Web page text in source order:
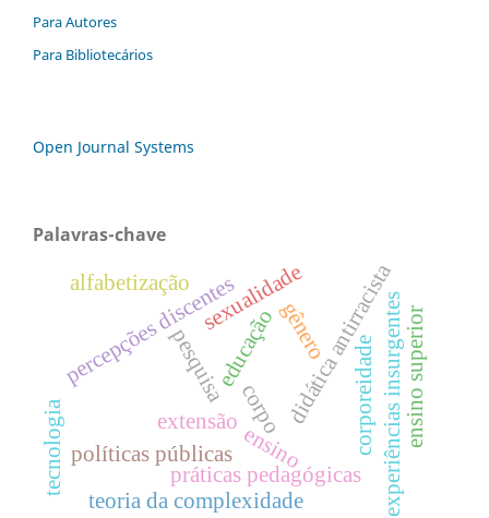
Para Autores
Para Bibliotecários
Open Journal Systems
Palavras-chave
educação
corpo
ensino
pesquisa
extensão
práticas pedagógicas
didática antirracistaexperiências insurgentes
percepções discentes
políticas públicas
ensino superior
teoria da complexidade
alfabetização
gênero
sexualidade
corporeidade
tecnologia